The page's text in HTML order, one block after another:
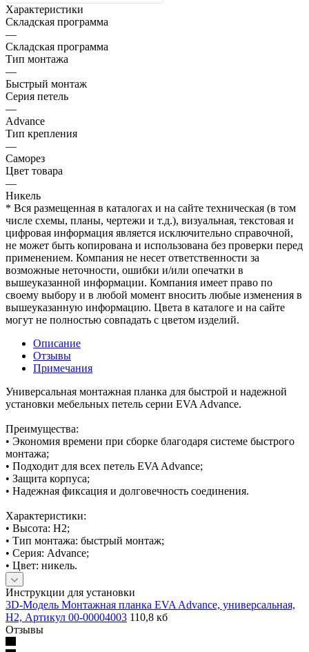
Характеристики
Складская программа
—
Складская программа
Тип монтажа
—
Быстрый монтаж
Серия петель
—
Advance
Тип крепления
—
Саморез
Цвет товара
—
Никель
* Вся размещенная в каталогах и на сайте техническая (в том
числе схемы, планы, чертежи и т.д.), визуальная, текстовая и
цифровая информация является исключительно справочной,
не может быть копирована и использована без проверки перед
применением. Компания не несет ответственности за
возможные неточности, ошибки и/или опечатки в
вышеуказанной информации. Компания имеет право по
своему выбору и в любой момент вносить любые изменения в
вышеуказанную информацию. Цвета в каталоге и на сайте
могут не полностью совпадать с цветом изделий.
Описание
Отзывы
Примечания
Универсальная монтажная планка для быстрой и надежной
установки мебельных петель серии EVA Advance.
Преимущества:
• Экономия времени при сборке благодаря системе быстрого
монтажа;
• Подходит для всех петель EVA Advance;
• Защита корпуса;
• Надежная фиксация и долговечность соединения.
Характеристики:
• Высота: H2;
• Тип монтажа: быстрый монтаж;
• Серия: Advance;
• Цвет: никель.
Инструкции для установки
3D-Модель Монтажная планка EVA Advance, универсальная,
H2, Артикул 00-00004003 110,8 кб
Отзывы